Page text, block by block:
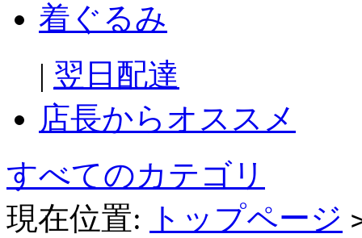
着ぐるみ
| 翌日配達
店長からオススメ
すべてのカテゴリ
現在位置:
トップページ